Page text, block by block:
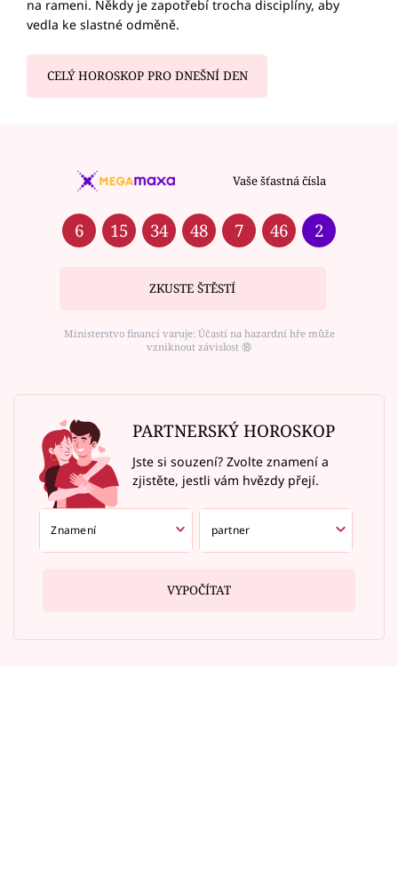
na rameni. Někdy je zapotřebí trocha disciplíny, aby
vedla ke slastné odměně.
CELÝ HOROSKOP PRO DNEŠNÍ DEN
Vaše šťastná čísla
6 15 34 48 7 46 2
ZKUSTE ŠTĚSTÍ
Ministerstvo financí varuje: Účastí na hazardní hře může
vzniknout závislost ⑱
PARTNERSKÝ HOROSKOP
Jste si souzení? Zvolte znamení a
zjistěte, jestli vám hvězdy přejí.
VYPOČÍTAT